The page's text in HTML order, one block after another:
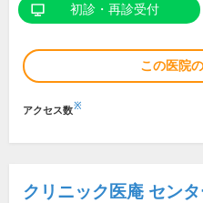
初診・再診受付
この医院
アクセス数※
クリニック医庵 セン